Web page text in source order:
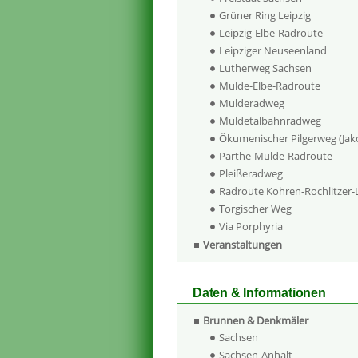
Grüner Ring Leipzig
Leipzig-Elbe-Radroute
Leipziger Neuseenland
Lutherweg Sachsen
Mulde-Elbe-Radroute
Mulderadweg
Muldetalbahnradweg
Ökumenischer Pilgerweg
Parthe-Mulde-Radroute
Pleißeradweg
Radroute Kohren-Rochlitzer-
Torgischer Weg
Via Porphyria
Veranstaltungen
Daten & Informationen
Brunnen & Denkmäler
Sachsen
Sachsen-Anhalt